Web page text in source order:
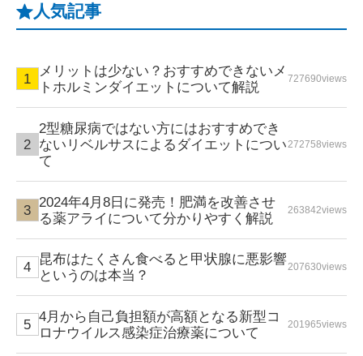
人気記事
メリットは少ない？おすすめできないメ
トホルミンダイエットについて解説
727690views
2型糖尿病ではない方にはおすすめでき
ないリベルサスによるダイエットについ
て
272758views
2024年4月8日に発売！肥満を改善させ
る薬アライについて分かりやすく解説
263842views
昆布はたくさん食べると甲状腺に悪影響
というのは本当？
207630views
4月から自己負担額が高額となる新型コ
ロナウイルス感染症治療薬について
201965views